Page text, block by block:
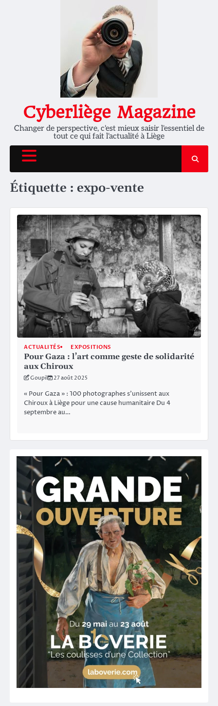
Cyberliège Magazine
Changer de perspective, c'est mieux saisir l'essentiel de
tout ce qui fait l'actualité à Liège
Étiquette : expo-vente
ACTUALITÉS EXPOSITIONS
Pour Gaza : l’art comme geste de solidarité
aux Chiroux
Goupil 27 août 2025
« Pour Gaza » : 100 photographes s’unissent aux
Chiroux à Liège pour une cause humanitaire Du 4
septembre au…